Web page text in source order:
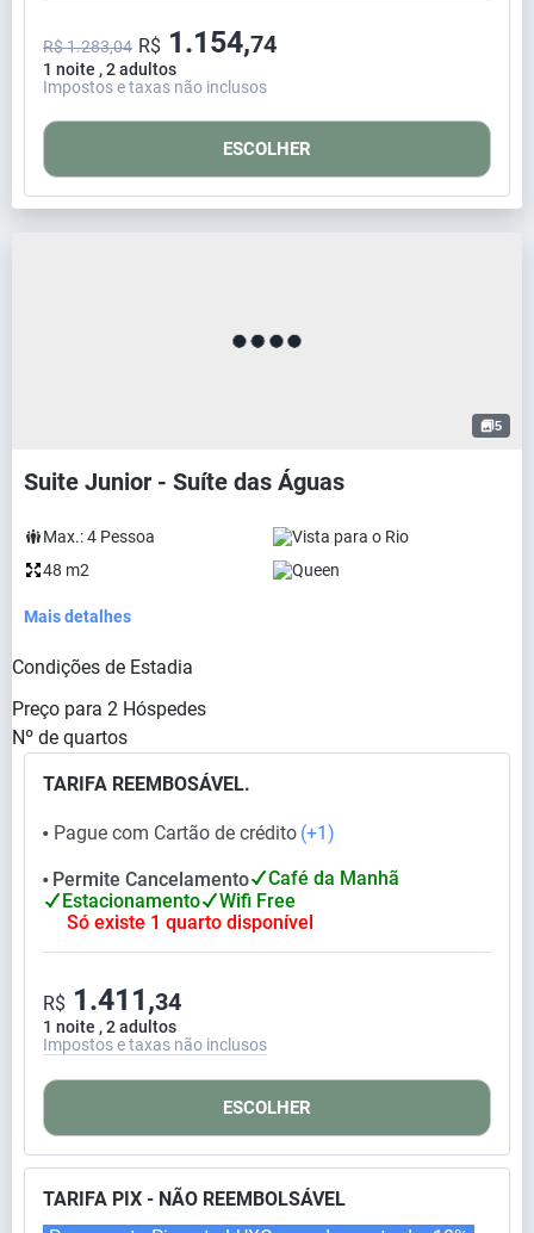
1 noite , 2 adultos
R$ 1.283,04 R$ 1.154,74
Impostos e taxas não inclusos
ESCOLHER
5
Suite Junior - Suíte das Águas
Max.:4 Pessoa
Vista para o Rio
48 m2
Queen
Mais detalhes
Condições de Estadia
Preço para 2 Hóspedes
Nº de quartos
TARIFA REEMBOSÁVEL.
⬤ Pague com Cartão de crédito (+1)
⬤ Permite Cancelamento
Café da Manhã
Estacionamento
Wifi Free
Só existe 1 quarto disponível
1 noite , 2 adultos
R$ 1.411,34
Impostos e taxas não inclusos
ESCOLHER
TARIFA PIX - NÃO REEMBOLSÁVEL